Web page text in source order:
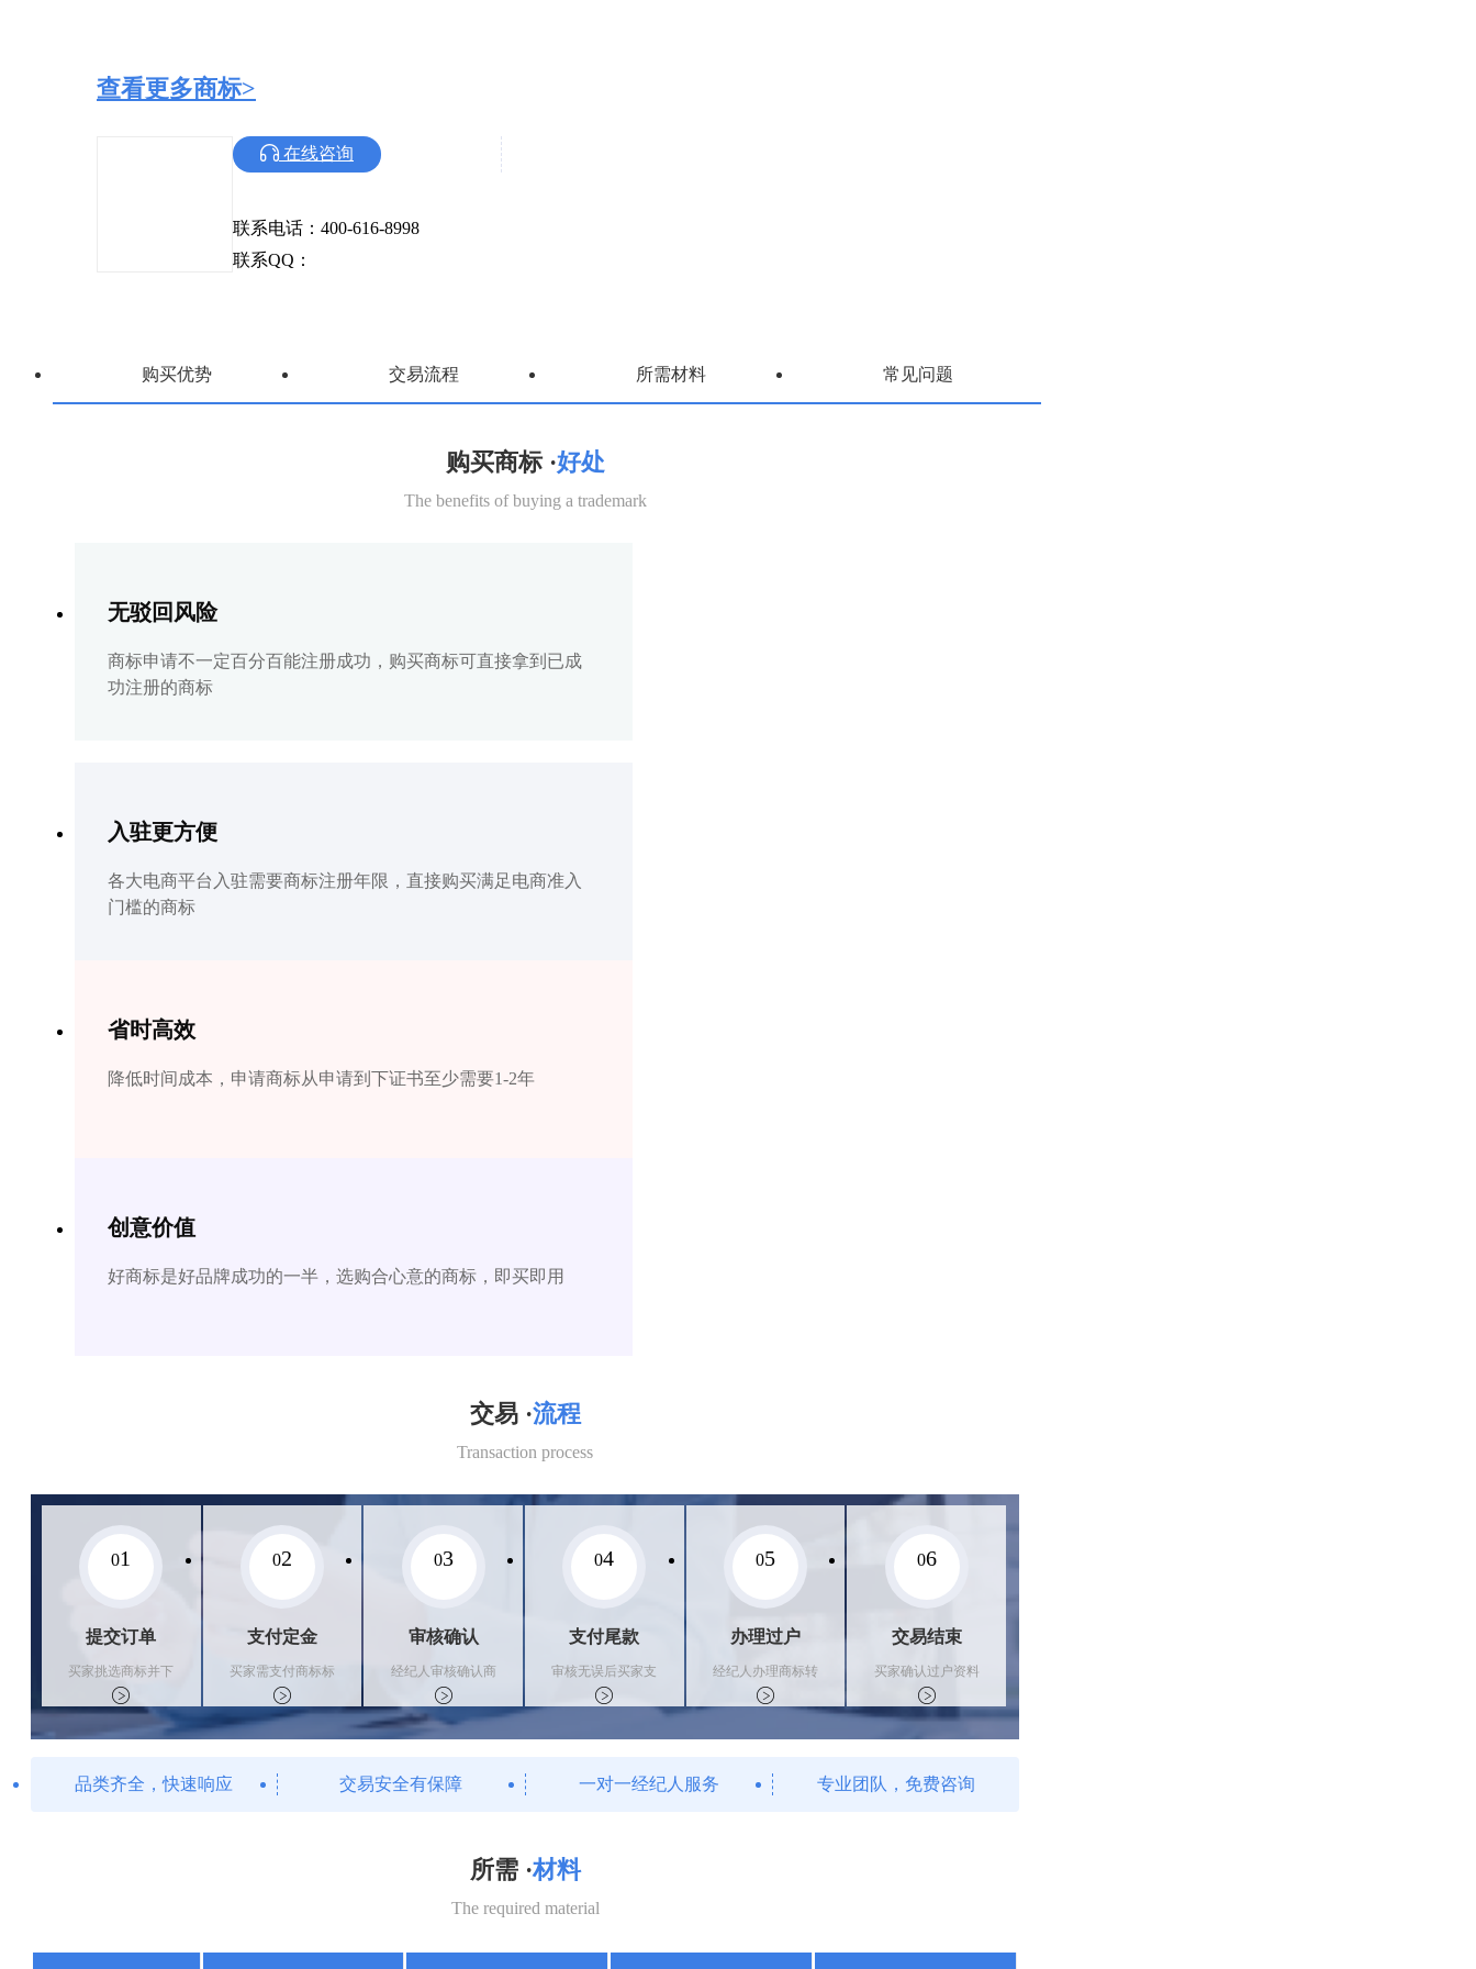
查看更多商标>
在线咨询
联系电话：400-616-8998
联系QQ：
购买优势 交易流程 所需材料 常见问题
购买商标 ·好处
The benefits of buying a trademark
无驳回风险
商标申请不一定百分百能注册成功，购买商标可直接拿到已成
功注册的商标
入驻更方便
各大电商平台入驻需要商标注册年限，直接购买满足电商准入
门槛的商标
省时高效
降低时间成本，申请商标从申请到下证书至少需要1-2年
创意价值
好商标是好品牌成功的一半，选购合心意的商标，即买即用
交易 ·流程
Transaction process
01
提交订单
买家挑选商标并下
单
02
支付定金
买家需支付商标标
价的10%的购买订
金
03
审核确认
经纪人审核确认商
标状态
04
支付尾款
审核无误后买家支
付尾款，卖家办理
相关手续
05
办理过户
经纪人办理商标转
让手续，交付相关
证书
06
交易结束
买家确认过户资料
后，平台解冻资金
支付卖家
品类齐全，快速响应 交易安全有保障 一对一经纪人服务 专业团队，免费咨询
所需 ·材料
The required material